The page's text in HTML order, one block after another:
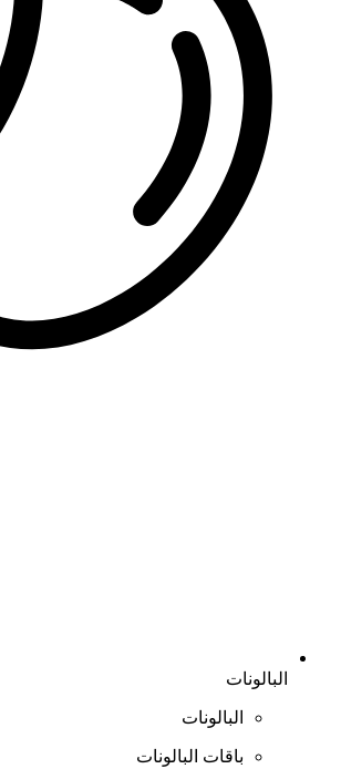
البالونات
البالونات
باقات البالونات